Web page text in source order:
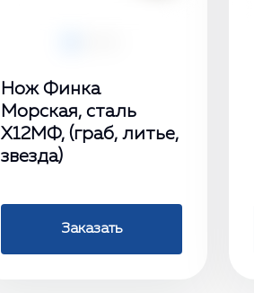
Нож Финка
Морская, сталь
X12МФ, (граб, литье,
звезда)
Заказать